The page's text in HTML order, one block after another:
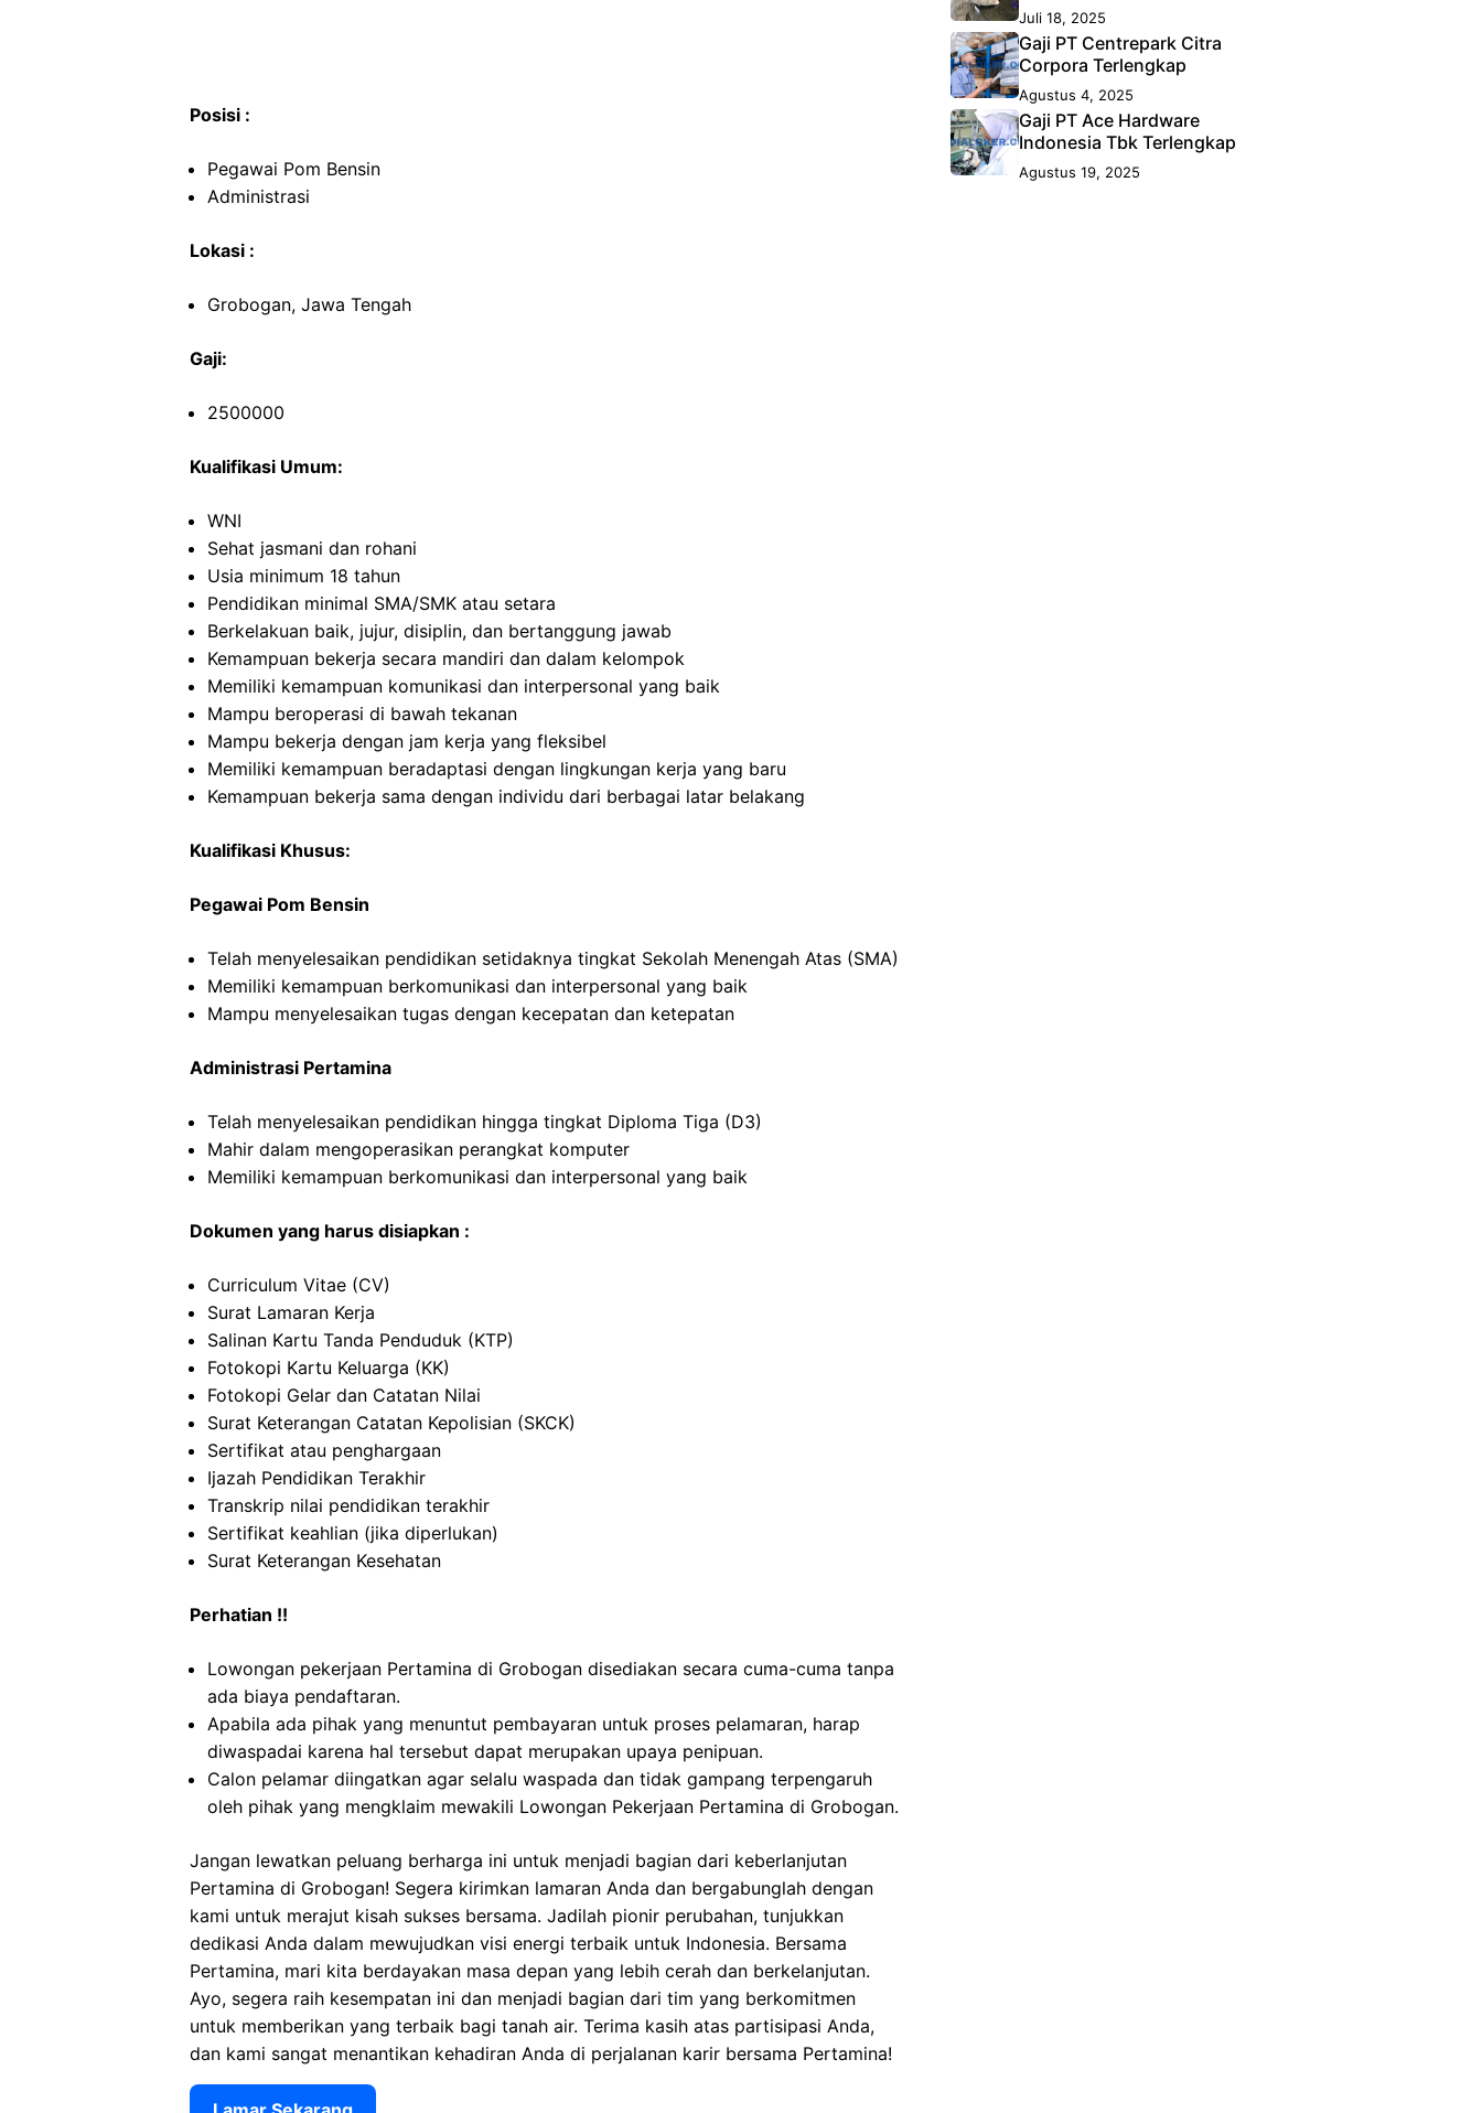
Posisi :
Pegawai Pom Bensin
Administrasi
Lokasi :
Grobogan, Jawa Tengah
Gaji:
2500000
Kualifikasi Umum:
WNI
Sehat jasmani dan rohani
Usia minimum 18 tahun
Pendidikan minimal SMA/SMK atau setara
Berkelakuan baik, jujur, disiplin, dan bertanggung jawab
Kemampuan bekerja secara mandiri dan dalam kelompok
Memiliki kemampuan komunikasi dan interpersonal yang baik
Mampu beroperasi di bawah tekanan
Mampu bekerja dengan jam kerja yang fleksibel
Memiliki kemampuan beradaptasi dengan lingkungan kerja yang baru
Kemampuan bekerja sama dengan individu dari berbagai latar belakang
Kualifikasi Khusus:
Pegawai Pom Bensin
Telah menyelesaikan pendidikan setidaknya tingkat Sekolah Menengah Atas (SMA)
Memiliki kemampuan berkomunikasi dan interpersonal yang baik
Mampu menyelesaikan tugas dengan kecepatan dan ketepatan
Administrasi Pertamina
Telah menyelesaikan pendidikan hingga tingkat Diploma Tiga (D3)
Mahir dalam mengoperasikan perangkat komputer
Memiliki kemampuan berkomunikasi dan interpersonal yang baik
Dokumen yang harus disiapkan :
Curriculum Vitae (CV)
Surat Lamaran Kerja
Salinan Kartu Tanda Penduduk (KTP)
Fotokopi Kartu Keluarga (KK)
Fotokopi Gelar dan Catatan Nilai
Surat Keterangan Catatan Kepolisian (SKCK)
Sertifikat atau penghargaan
Ijazah Pendidikan Terakhir
Transkrip nilai pendidikan terakhir
Sertifikat keahlian (jika diperlukan)
Surat Keterangan Kesehatan
Perhatian !!
Lowongan pekerjaan Pertamina di Grobogan disediakan secara cuma-cuma tanpa
ada biaya pendaftaran.
Apabila ada pihak yang menuntut pembayaran untuk proses pelamaran, harap
diwaspadai karena hal tersebut dapat merupakan upaya penipuan.
Calon pelamar diingatkan agar selalu waspada dan tidak gampang terpengaruh
oleh pihak yang mengklaim mewakili Lowongan Pekerjaan Pertamina di Grobogan.
Jangan lewatkan peluang berharga ini untuk menjadi bagian dari keberlanjutan
Pertamina di Grobogan! Segera kirimkan lamaran Anda dan bergabunglah dengan
kami untuk merajut kisah sukses bersama. Jadilah pionir perubahan, tunjukkan
dedikasi Anda dalam mewujudkan visi energi terbaik untuk Indonesia. Bersama
Pertamina, mari kita berdayakan masa depan yang lebih cerah dan berkelanjutan.
Ayo, segera raih kesempatan ini dan menjadi bagian dari tim yang berkomitmen
untuk memberikan yang terbaik bagi tanah air. Terima kasih atas partisipasi Anda,
dan kami sangat menantikan kehadiran Anda di perjalanan karir bersama Pertamina!
Juli 18, 2025
Gaji PT Centrepark Citra
Corpora Terlengkap
Agustus 4, 2025
Gaji PT Ace Hardware
Indonesia Tbk Terlengkap
Agustus 19, 2025